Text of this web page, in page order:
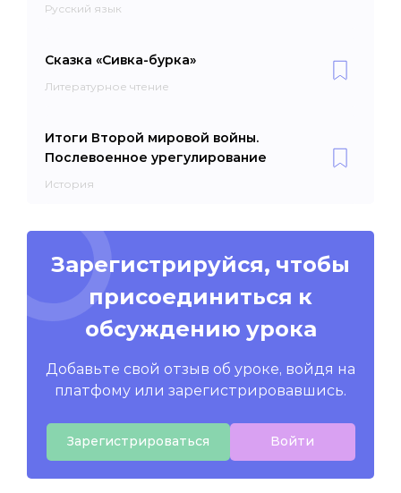
Русский язык
Сказка «Сивка-бурка»
Литературное чтение
Итоги Второй мировой войны.
Послевоенное урегулирование
История
Зарегистрируйся, чтобы
присоединиться к
обсуждению урока
Добавьте свой отзыв об уроке, войдя на
платфому или зарегистрировавшись.
Зарегистрироваться Войти